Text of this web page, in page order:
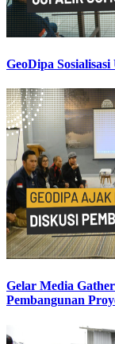
GeoDipa
Gelar Media
Pembangunan